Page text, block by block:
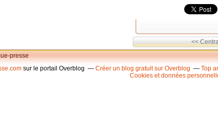
<<
presse
sur le portail Overblog Créer un blog gratuit sur Overblog Top
Cookies et données